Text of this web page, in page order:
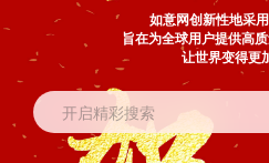
如意网创新性地采
旨在为全球用户提供高
让世界变得更
开启精彩搜索